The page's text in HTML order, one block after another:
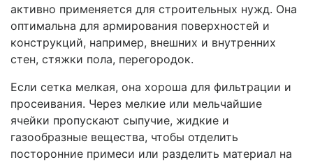
активно применяется для строительных нужд. Она
оптимальна для армирования поверхностей и
конструкций, например, внешних и внутренних
стен, стяжки пола, перегородок.
Если сетка мелкая, она хороша для фильтрации и
просеивания. Через мелкие или мельчайшие
ячейки пропускают сыпучие, жидкие и
газообразные вещества, чтобы отделить
посторонние примеси или разделить материал на